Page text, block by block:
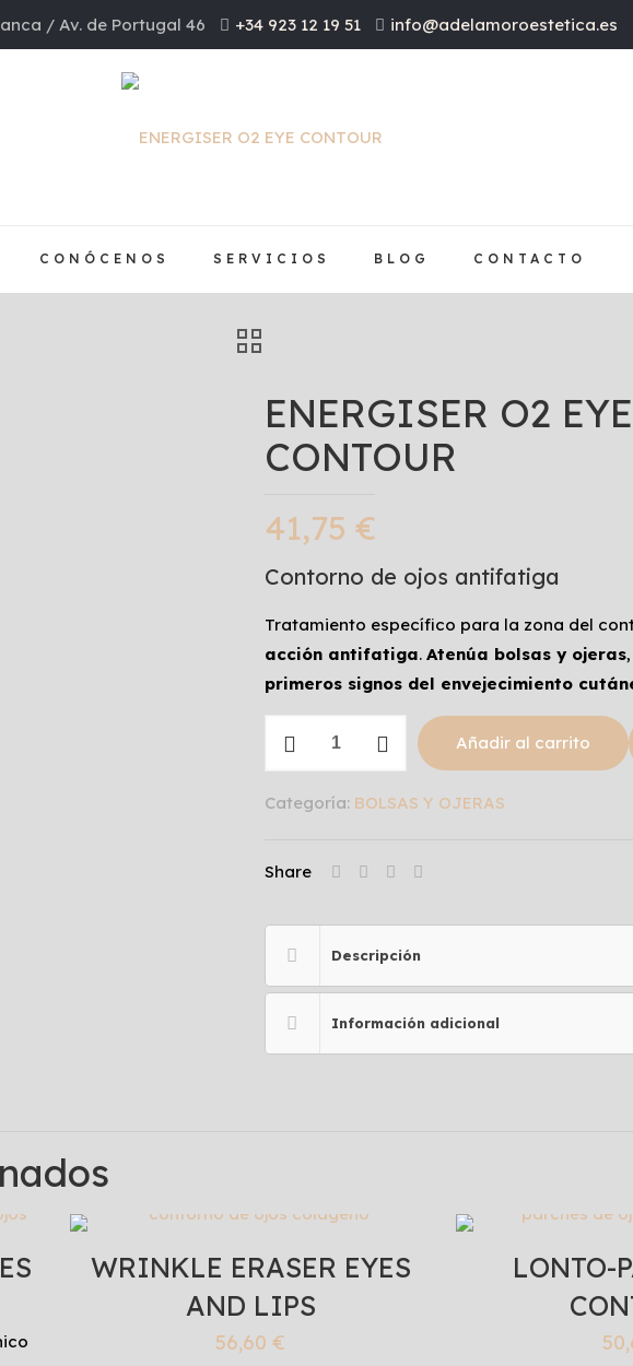
/ Av. de Portugal 46 +34 923 12 19 51 info@adelamoroestetica.es
CONÓCENOS SERVICIOS BLOG CONTACTO
ENERGISER O2 EYE
CONTOUR
41,75 €
Contorno de ojos antifatiga
Tratamiento específico para la zona del
acción antifatiga. Atenúa bolsas y ojeras,
primeros signos del envejecimiento
O2
CONTOUR
Añadir al carrito
Categoría: BOLSAS Y OJERAS
Share
Descripción
Información adicional
WRINKLE ERASER EYES
AND LIPS
56,60€
LONTO-